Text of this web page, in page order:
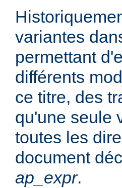
variantes
permettant
différents
ce titre, des
qu'une seule
toutes les
document
ap_expr.